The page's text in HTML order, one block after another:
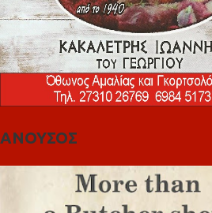
ΑΝΟΥΣΟΣ